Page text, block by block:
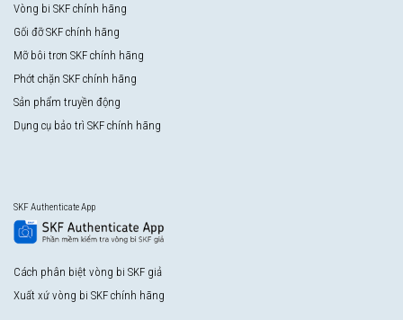
Vòng bi SKF chính hãng
Gối đỡ SKF chính hãng
Mỡ bôi trơn SKF chính hãng
Phớt chặn SKF chính hãng
Sản phẩm truyền động
Dụng cụ bảo trì SKF chính hãng
SKF Authenticate App
Cách phân biệt vòng bi SKF giả
Xuất xứ vòng bi SKF chính hãng